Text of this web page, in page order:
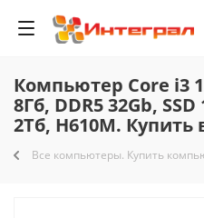
Компьютер Core i3
8Гб, DDR5 32Gb, SSD
2Тб, H610M. Купить
Все компьютеры. Купить